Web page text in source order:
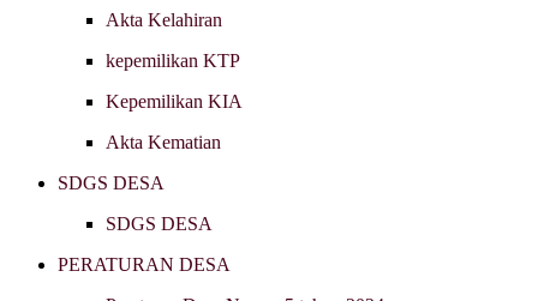
Akta Kelahiran
kepemilikan KTP
Kepemilikan KIA
Akta Kematian
SDGS DESA
SDGS DESA
PERATURAN DESA